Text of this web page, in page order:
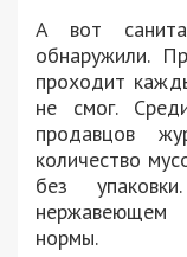
А вот
обнаружили.
проходит
не смог.
продавцов
количество
без
нержавеющем
нормы.